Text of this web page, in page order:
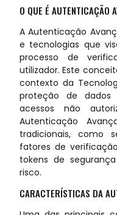
O QUE É AUTENTICAÇÃO
A Autenticação
e tecnologias que
processo de
utilizador. Este
contexto da
proteção de
acessos não
Autenticação
tradicionais, como
fatores de
tokens de
risco.
CARACTERÍSTICAS DA